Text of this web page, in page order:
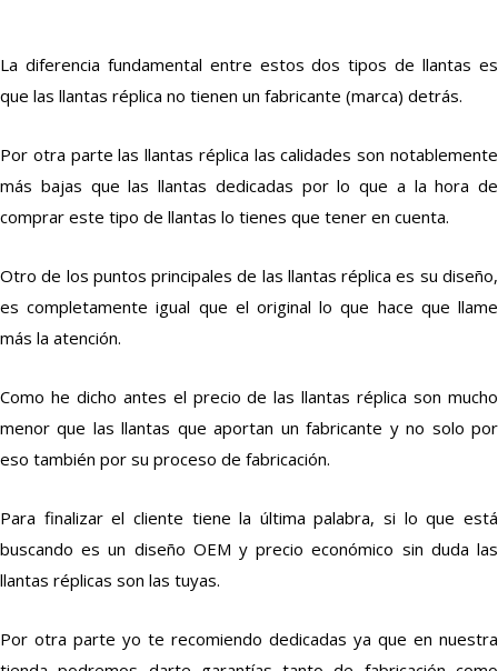
La diferencia fundamental entre estos dos tipos de llantas es
que las llantas réplica no tienen un fabricante (marca) detrás.
Por otra parte las llantas réplica las calidades son notablemente
más bajas que las llantas dedicadas por lo que a la hora de
comprar este tipo de llantas lo tienes que tener en cuenta.
Otro de los puntos principales de las llantas réplica es su diseño,
es completamente igual que el original lo que hace que llame
más la atención.
Como he dicho antes el precio de las llantas réplica son mucho
menor que las llantas que aportan un fabricante y no solo por
eso también por su proceso de fabricación.
Para finalizar el cliente tiene la última palabra, si lo que está
buscando es un diseño OEM y precio económico sin duda las
llantas réplicas son las tuyas.
Por otra parte yo te recomiendo dedicadas ya que en nuestra